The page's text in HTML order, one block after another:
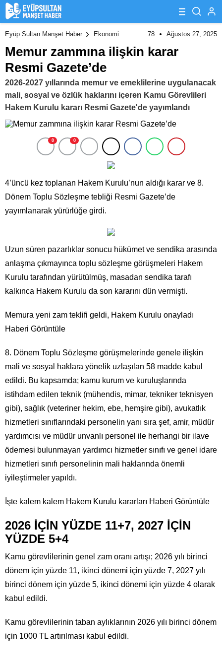
Eyüp Sultan Manşet Haber Ekonomi 78 Ağustos 27, 2025
Memur zammına ilişkin karar
Resmi Gazete’de
2026-2027 yıllarında memur ve emeklilerine uygulanacak
mali, sosyal ve özlük haklarını içeren Kamu Görevlileri
Hakem Kurulu kararı Resmi Gazete'de yayımlandı
0 0
4’üncü kez toplanan Hakem Kurulu’nun aldığı karar ve 8.
Dönem Toplu Sözleşme tebliği Resmi Gazete’de
yayımlanarak yürürlüğe girdi.
Uzun süren pazarlıklar sonucu hükümet ve sendika arasında
anlaşma çıkmayınca toplu sözleşme görüşmeleri Hakem
Kurulu tarafından yürütülmüş, masadan sendika tarafı
kalkınca Hakem Kurulu da son kararını dün vermişti.
Memura yeni zam teklifi geldi, Hakem Kurulu onayladı
Haberi Görüntüle
8. Dönem Toplu Sözleşme görüşmelerinde genele ilişkin
mali ve sosyal haklara yönelik uzlaşılan 58 madde kabul
edildi. Bu kapsamda; kamu kurum ve kuruluşlarında
istihdam edilen teknik (mühendis, mimar, tekniker teknisyen
gibi), sağlık (veteriner hekim, ebe, hemşire gibi), avukatlık
hizmetleri sınıflarındaki personelin yanı sıra şef, amir, müdür
yardımcısı ve müdür unvanlı personel ile herhangi bir ilave
ödemesi bulunmayan yardımcı hizmetler sınıfı ve genel idare
hizmetleri sınıfı personelinin mali haklarında önemli
iyileştirmeler yapıldı.
İşte kalem kalem Hakem Kurulu kararları Haberi Görüntüle
2026 İÇİN YÜZDE 11+7, 2027 İÇİN
YÜZDE 5+4
Kamu görevlilerinin genel zam oranı artışı; 2026 yılı birinci
dönem için yüzde 11, ikinci dönemi için yüzde 7, 2027 yılı
birinci dönem için yüzde 5, ikinci dönemi için yüzde 4 olarak
kabul edildi.
Kamu görevlilerinin taban aylıklarının 2026 yılı birinci dönem
için 1000 TL artırılması kabul edildi.